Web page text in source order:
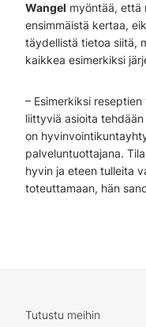
Wangel myöntää, että
ensimmäistä kertaa,
täydellistä tietoa siitä,
kaikkea esimerkiksi
– Esimerkiksi
liittyviä asioita
on
palveluntuottajana.
hyvin ja eteen tulleita
toteuttamaan, hän
Tutustu meihin